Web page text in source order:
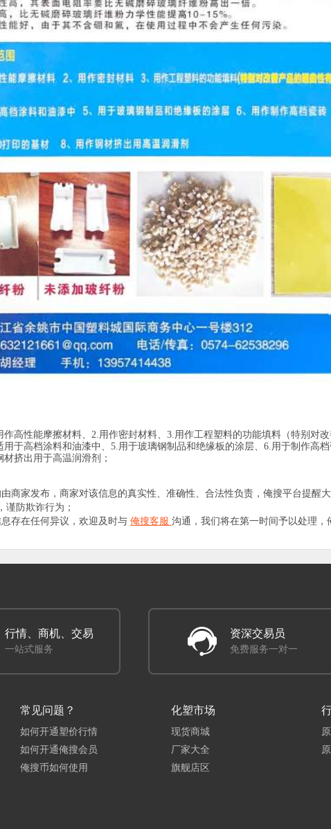
作高性能摩擦材料、2.用作密封材料、3.用作工程塑料的功能填料（特别对
用于高档涂料和油漆中、5.用于玻璃钢制品和绝缘板的涂层、6.用于制作高
挤出用于高温润滑剂；
商家发布，商家对该信息的真实性、准确性、合法性负责，俺搜平台提醒
谨防欺诈行为；
存在任何异议，欢迎及时与 俺搜客服 沟通，我们将在第一时间予以处理，
行情、商机、交易
一站式服务
资深交易员
免费服务一对一
常见问题？
如何开通塑价行情
如何开通俺搜会员
俺搜币如何使用
化塑市场
现货商城
厂家大全
旗舰店区